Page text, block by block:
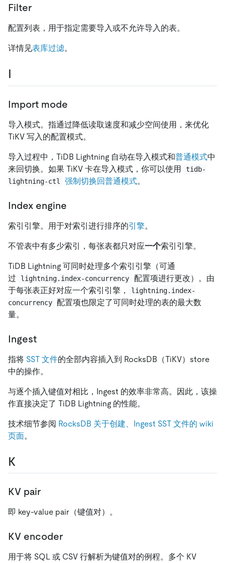
Filter
配置列表，用于指定需要导入或不允许导入的表。
详情见表库过滤。
I
Import mode
导入模式。指通过降低读取速度和减少空间使用，来优化
TiKV 写入的配置模式。
导入过程中，TiDB Lightning 自动在导入模式和普通模式中
来回切换。如果 TiKV 卡在导入模式，你可以使用
tidb-
lightning-ctl
强制切换回普通模式。
Index engine
索引引擎。用于对索引进行排序的引擎。
不管表中有多少索引，每张表都只对应一个索引引擎。
TiDB Lightning 可同时处理多个索引引擎（可通
过
lightning.index-concurrency
配置项进行更改）。由
于每张表正好对应一个索引引擎，
lightning.index-
concurrency 配置项也限定了可同时处理的表的最大数
量。
Ingest
指将 SST 文件的全部内容插入到 RocksDB（TiKV）store
中的操作。
与逐个插入键值对相比，Ingest 的效率非常高。因此，该操
作直接决定了 TiDB Lightning 的性能。
技术细节参阅 RocksDB 关于创建、Ingest SST 文件的 wiki
页面。
K
KV pair
即 key-value pair（键值对）。
KV encoder
用于将 SQL 或 CSV 行解析为键值对的例程。多个 KV